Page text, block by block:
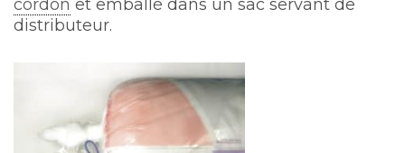
cordon et emballé dans un sac servant de
distributeur.